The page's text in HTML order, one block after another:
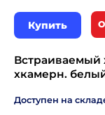
Купить
Встраиваемый
хкамерн.
Доступен на